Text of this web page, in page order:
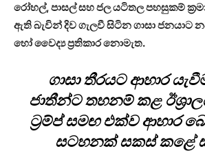
රෝහල්, පාසල් සහ ජල යටිතල පහසුකම්
ඇති බැවින් දිව ගැලවී සිටින ගාසා ජනයාට
හෝ වෛද්‍ය ප්‍රතිකාර නොමැත.
ගාසා තීරයට ආහාර
ජාතීන්ට තහනම් කළ
ට්‍රම්ප් සමඟ එක්ව ආහාර
සටහනක් සකස් කළේ